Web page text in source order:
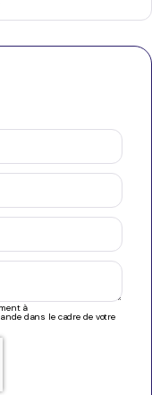
à
dans le cadre de votre